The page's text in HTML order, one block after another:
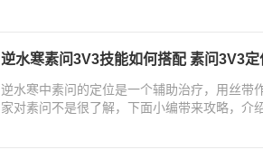
逆水寒素问3V3技能如何搭配 素问3V3
逆水寒中素问的定位是一个辅助治疗，用丝带
家对素问不是很了解，下面小编带来攻略，介